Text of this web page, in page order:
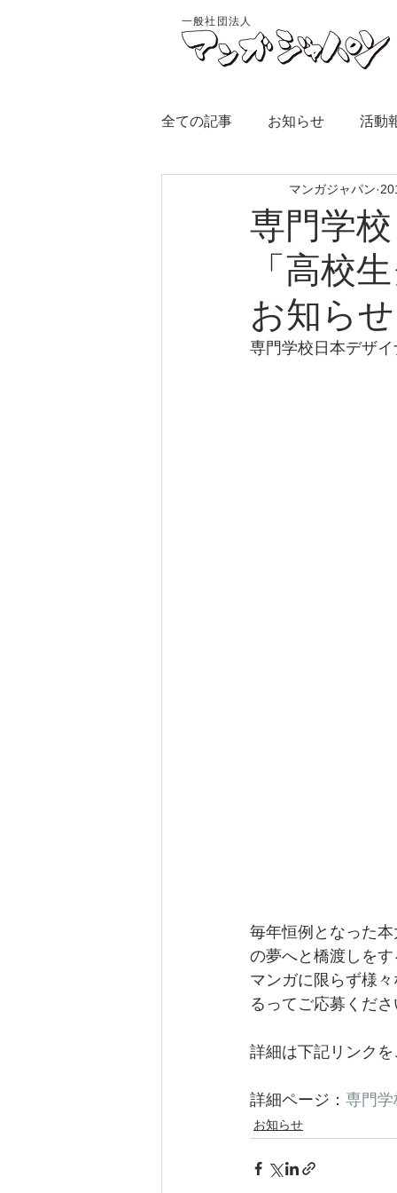
一般社団法人
全ての記事 お知らせ 活動
専門学
「高校
お知らせ
マンガジャパン
専門学校日本デザ
毎年恒例となった
の夢へと橋渡しを
マンガに限らず様
るってご応募くだ
詳細は下記リンク
詳細ページ： 専門
お知らせ